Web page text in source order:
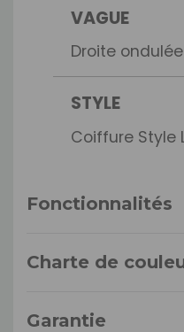
VAGUE
Droite
STYLE
Coiffure Style
Fonctionnalités
Charte de
Garantie